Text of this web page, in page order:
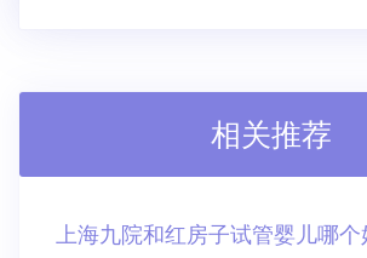
相关推荐
上海九院和红房子试管婴儿哪